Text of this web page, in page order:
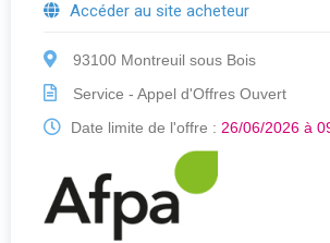
Accéder au site acheteur
93100 Montreuil sous Bois
Service - Appel d'Offres Ouvert
Date limite de l'offre : 26/06/2026 à